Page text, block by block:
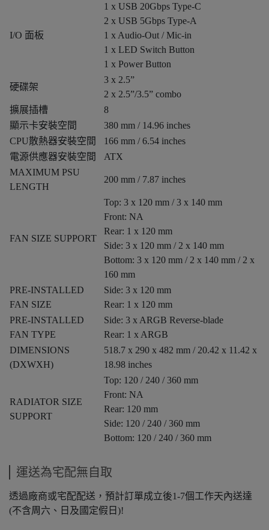
I/O 面板
1 x USB 20Gbps Type-C
2 x USB 5Gbps Type-A
1 x Audio-Out / Mic-in
1 x LED Switch Button
1 x Power Button
硬碟架
3 x 2.5”
2 x 2.5”/3.5” combo
擴展插槽
8
顯示卡安裝空間
380 mm / 14.96 inches
CPU散熱器安裝空間
166 mm / 6.54 inches
電源供應器安裝空間
ATX
MAXIMUM PSU
LENGTH
200 mm / 7.87 inches
FAN SIZE SUPPORT
Top: 3 x 120 mm / 3 x 140 mm
Front: NA
Rear: 1 x 120 mm
Side: 3 x 120 mm / 2 x 140 mm
Bottom: 3 x 120 mm / 2 x 140 mm / 2 x
160 mm
PRE-INSTALLED
FAN SIZE
Side: 3 x 120 mm
Rear: 1 x 120 mm
PRE-INSTALLED
FAN TYPE
Side: 3 x ARGB Reverse-blade
Rear: 1 x ARGB
DIMENSIONS
(DXWXH)
518.7 x 290 x 482 mm / 20.42 x 11.42 x
18.98 inches
RADIATOR SIZE
SUPPORT
Top: 120 / 240 / 360 mm
Front: NA
Rear: 120 mm
Side: 120 / 240 / 360 mm
Bottom: 120 / 240 / 360 mm
運送為宅配無自取
透過廠商或宅配配送，預計訂單成立後1-7個工作天內送達
(不含周六、日及國定假日)!